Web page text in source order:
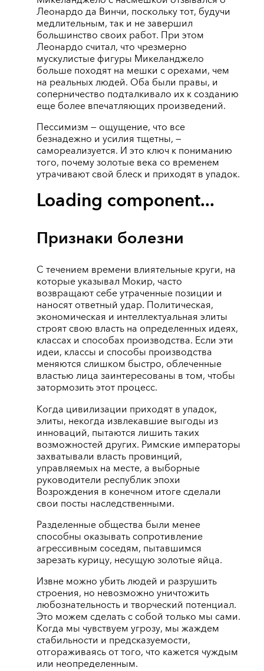
Леонардо да Винчи, поскольку тот, будучи
медлительным, так и не завершил
большинство своих работ. При этом
Леонардо считал, что чрезмерно
мускулистые фигуры Микеланджело
больше походят на мешки с орехами, чем
на реальных людей. Оба были правы, и
соперничество подталкивало их к созданию
еще более впечатляющих произведений.
Пессимизм — ощущение, что все
безнадежно и усилия тщетны, —
самореализуется. И это ключ к пониманию
того, почему золотые века со временем
утрачивают свой блеск и приходят в упадок.
Loading component...
Признаки болезни
С течением времени влиятельные круги, на
которые указывал Мокир, часто
возвращают себе утраченные позиции и
наносят ответный удар. Политическая,
экономическая и интеллектуальная элиты
строят свою власть на определенных идеях,
классах и способах производства. Если эти
идеи, классы и способы производства
меняются слишком быстро, облеченные
властью лица заинтересованы в том, чтобы
затормозить этот процесс.
Когда цивилизации приходят в упадок,
элиты, некогда извлекавшие выгоды из
инноваций, пытаются лишить таких
возможностей других. Римские императоры
захватывали власть провинций,
управляемых на месте, а выборные
руководители республик эпохи
Возрождения в конечном итоге сделали
свои посты наследственными.
Разделенные общества были менее
способны оказывать сопротивление
агрессивным соседям, пытавшимся
зарезать курицу, несущую золотые яйца.
Извне можно убить людей и разрушить
строения, но невозможно уничтожить
любознательность и творческий потенциал.
Это можем сделать с собой только мы сами.
Когда мы чувствуем угрозу, мы жаждем
стабильности и предсказуемости,
отгораживаясь от того, что кажется чуждым
или неопределенным.